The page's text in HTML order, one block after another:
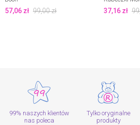
57,06 zł 99,00zł 37,16zł
99% naszych klientów
nas poleca
Tylko oryginalne
produkty